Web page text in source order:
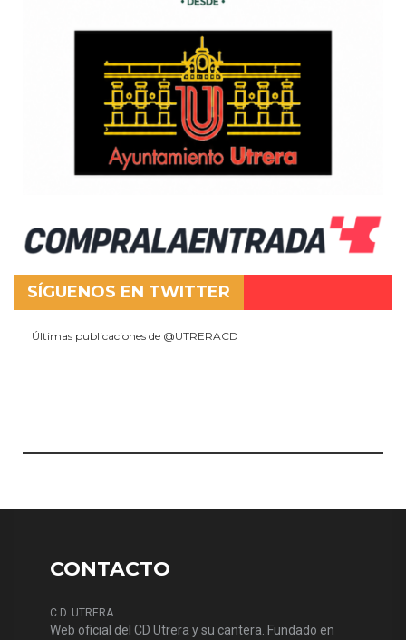
SÍGUENOS EN TWITTER
Últimas publicaciones de @UTRERACD
CONTACTO
C.D. UTRERA
Web oficial del CD Utrera y su cantera. Fundado en